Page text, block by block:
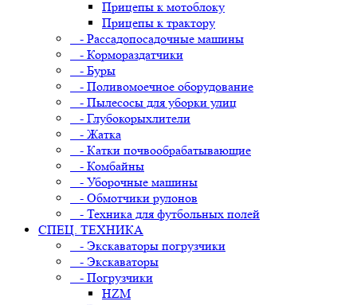
Прицепы к мотоблоку
Прицепы к трактору
- Рассадопосадочные машины
- Кормораздатчики
- Буры
- Поливомоечное оборудование
- Пылесосы для уборки улиц
- Глубокорыхлители
- Жатка
- Катки почвообрабатывающие
- Комбайны
- Уборочные машины
- Обмотчики рулонов
- Техника для футбольных полей
СПЕЦ. ТЕХНИКА
- Экскаваторы погрузчики
- Экскаваторы
- Погрузчики
HZM